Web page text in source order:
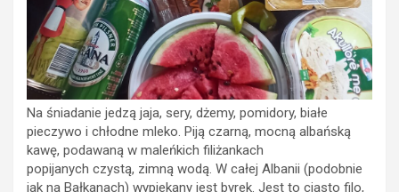
Na śniadanie jedzą jaja, sery, dżemy, pomidory, białe
pieczywo i chłodne mleko. Piją czarną, mocną albańską
kawę, podawaną w maleńkich filiżankach
popijanych czystą, zimną wodą. W całej Albanii (podobnie
jak na Bałkanach) wypiekany jest byrek. Jest to ciasto filo,